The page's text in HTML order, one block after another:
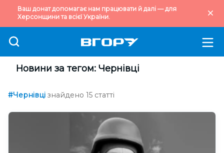
Ваш донат допомагає нам працювати й далі — для
Херсонщини та всієї України.
Новини за тегом: Чернівці
#Чернівці знайдено 15 статті